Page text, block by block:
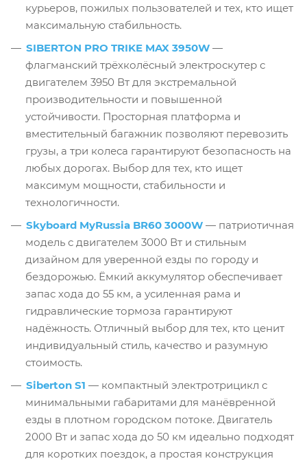
курьеров, пожилых пользователей и тех, кто ищет
максимальную стабильность.
SIBERTON PRO TRIKE MAX 3950W —
флагманский трёхколёсный электроскутер с
двигателем 3950 Вт для экстремальной
производительности и повышенной
устойчивости. Просторная платформа и
вместительный багажник позволяют перевозить
грузы, а три колеса гарантируют безопасность на
любых дорогах. Выбор для тех, кто ищет
максимум мощности, стабильности и
технологичности.
Skyboard MyRussia BR60 3000W — патриотичная
модель с двигателем 3000 Вт и стильным
дизайном для уверенной езды по городу и
бездорожью. Ёмкий аккумулятор обеспечивает
запас хода до 55 км, а усиленная рама и
гидравлические тормоза гарантируют
надёжность. Отличный выбор для тех, кто ценит
индивидуальный стиль, качество и разумную
стоимость.
Siberton S1 — компактный электротрицикл с
минимальными габаритами для манёвренной
езды в плотном городском потоке. Двигатель
2000 Вт и запас хода до 50 км идеально подходят
для коротких поездок, а простая конструкция